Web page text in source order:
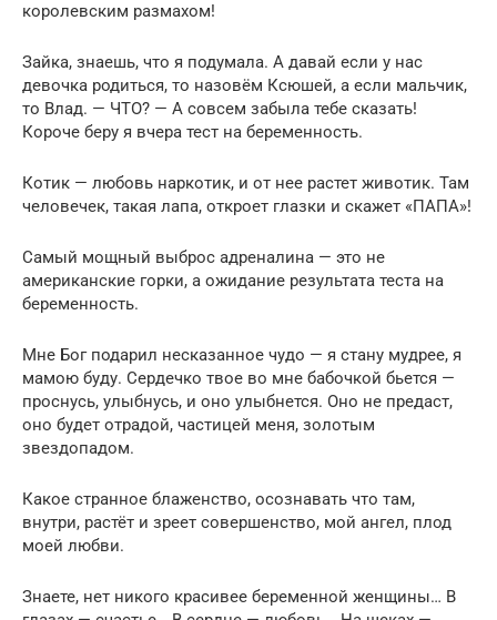
королевским размахом!
Зайка, знаешь, что я подумала. А давай если у нас
девочка родиться, то назовём Ксюшей, а если мальчик,
то Влад. — ЧТО? — А совсем забыла тебе сказать!
Короче беру я вчера тест на беременность.
Котик — любовь наркотик, и от нее растет животик. Там
человечек, такая лапа, откроет глазки и скажет «ПАПА»!
Самый мощный выброс адреналина — это не
американские горки, а ожидание результата теста на
беременность.
Мне Бог подарил несказанное чудо — я стану мудрее, я
мамою буду. Сердечко твое во мне бабочкой бьется —
проснусь, улыбнусь, и оно улыбнется. Оно не предаст,
оно будет отрадой, частицей меня, золотым
звездопадом.
Какое странное блаженство, осознавать что там,
внутри, растёт и зреет совершенство, мой ангел, плод
моей любви.
Знаете, нет никого красивее беременной женщины… В